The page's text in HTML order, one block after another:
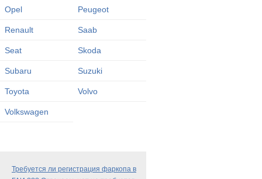
Opel Peugeot
Renault Saab
Seat Skoda
Subaru Suzuki
Toyota Volvo
Volkswagen
Требуется ли регистрация фаркопа в